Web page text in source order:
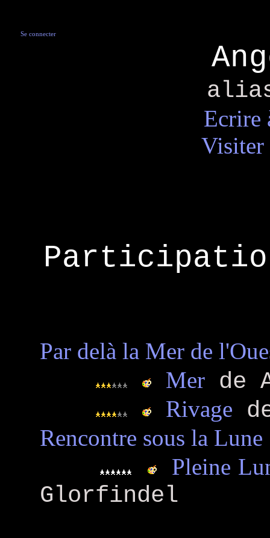
Se connecter
Ecrire
Visiter
Par delà la Mer de
Merde
Rivage
Rencontre sous la Lune
Pleine
Glorfindel